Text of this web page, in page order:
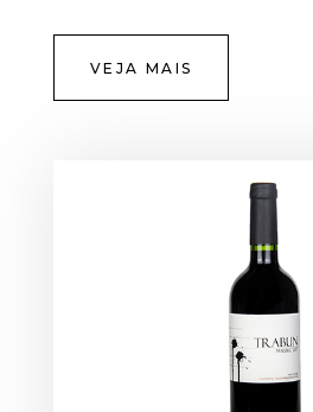
VEJA MAIS